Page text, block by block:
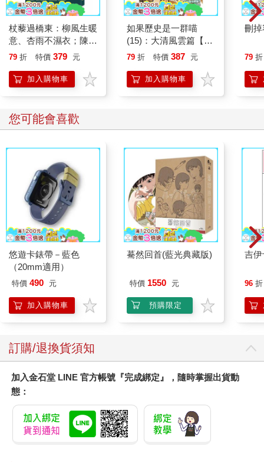
杖藜過橋東：柳風生暖
意、杏雨不濕衣；陳亮
恭談以心轉境的適齡漫
79 折 特價 379 元
加入購物車
如果歷史是一群喵
(15)：大清風雲篇【萌
貓漫畫學歷史】
79 折 特價 387 元
加入購物車
刪
79 折
您可能會喜歡
悠遊卡錶帶－藍色
（20mm適用）
特價 490 元
加入購物車
驀然回首(藍光典藏版)
特價 1550 元
預購限定
吉
96 折
訂購/退換貨須知
加入金石堂 LINE 官方帳號『完成綁定』，隨時掌握出貨動
態：